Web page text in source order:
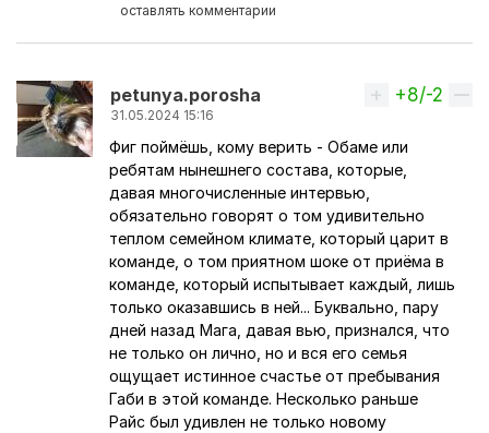
оставлять комментарии
petunya.porosha
31.05.2024 15:16
Вверх
+8/-2
Фиг поймёшь, кому верить - Обаме или
ребятам нынешнего состава, которые,
давая многочисленные интервью,
обязательно говорят о том удивительно
теплом семейном климате, который царит в
команде, о том приятном шоке от приёма в
команде, который испытывает каждый, лишь
только оказавшись в ней... Буквально, пару
дней назад Мага, давая вью, признался, что
не только он лично, но и вся его семья
ощущает истинное счастье от пребывания
Габи в этой команде. Несколько раньше
Райс был удивлен не только новому